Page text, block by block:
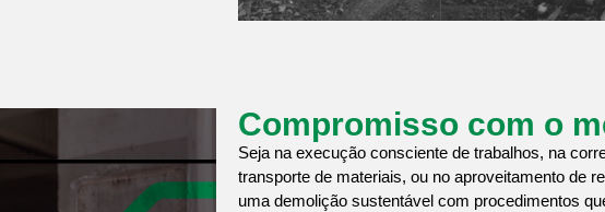
Compromisso com o
Seja na execução consciente de trabalhos, na
transporte de materiais, ou no aproveitamento de
uma demolição sustentável com procedimentos